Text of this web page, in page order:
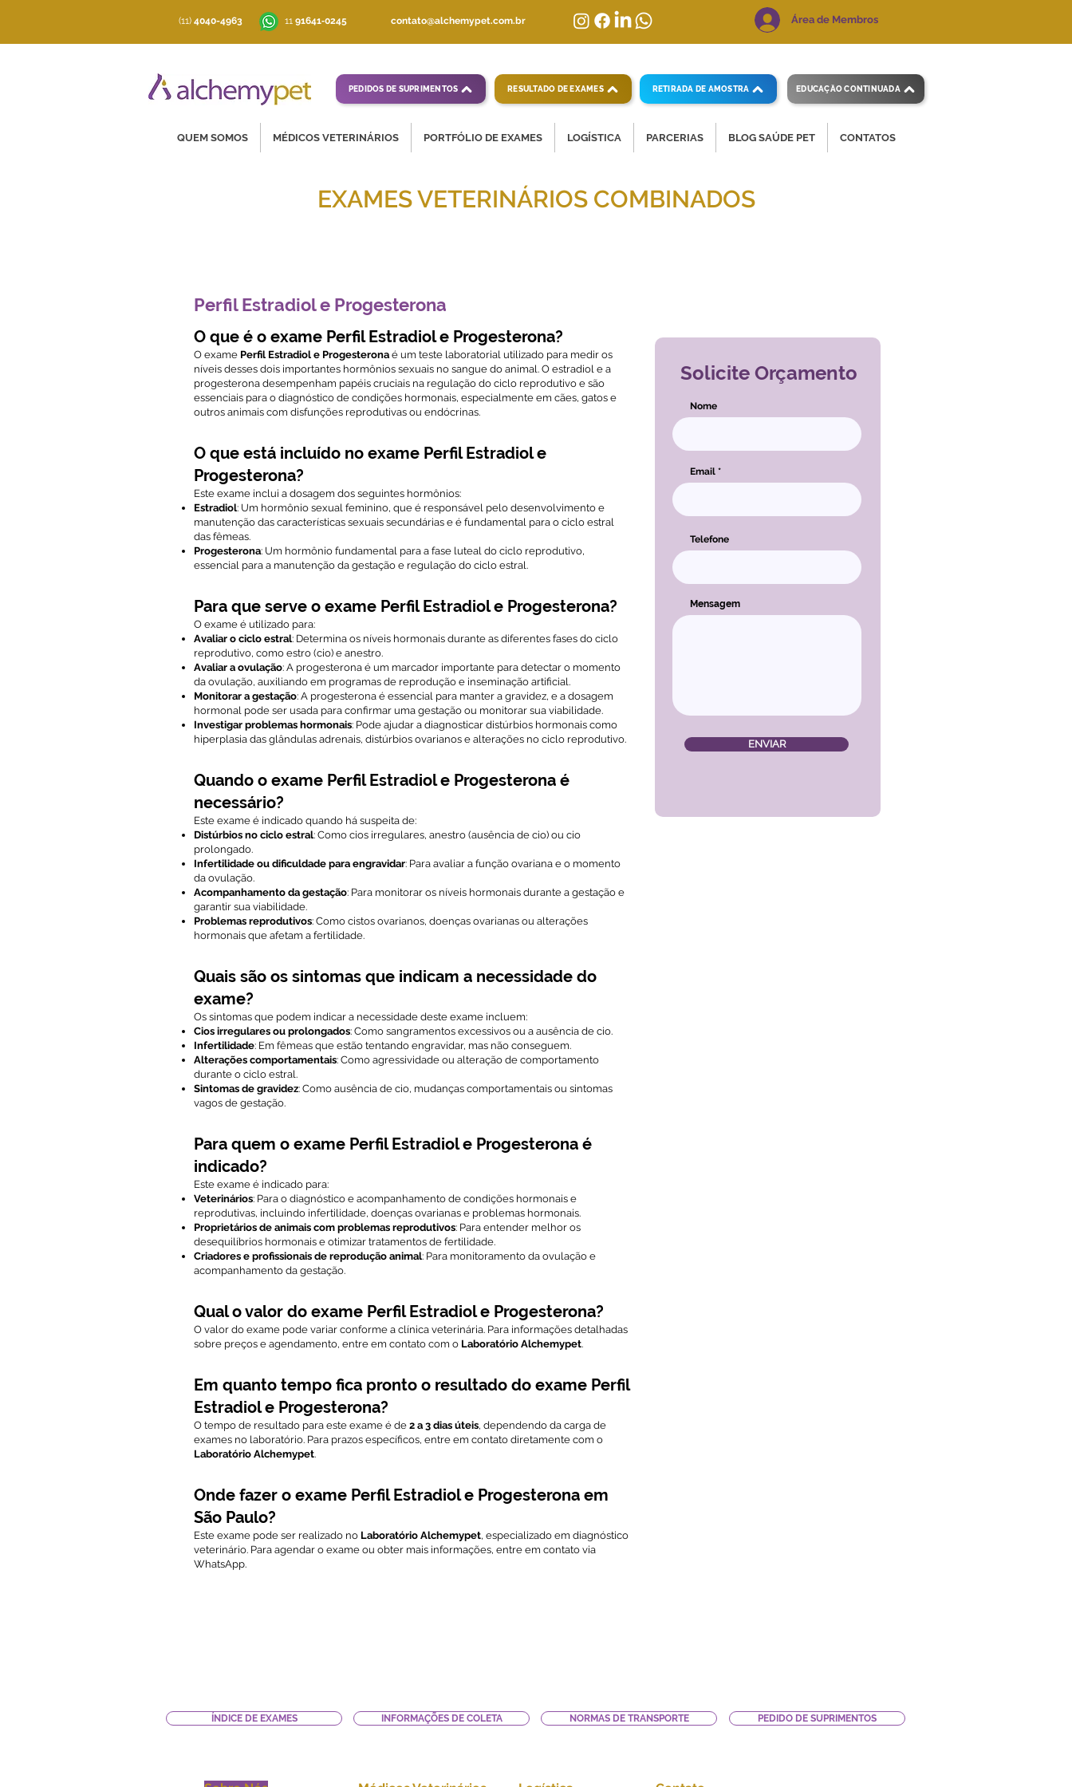
(11) 4040-4963 ‪11 91641‑0245 contato@alchemypet.com.br Área de Membros
PEDIDOS DE SUPRIMENTOS RESULTADO DE EXAMES RETIRADA DE AMOSTRA EDUCAÇÃO CONTINUADA
QUEM SOMOS MÉDICOS VETERINÁRIOS PORTFÓLIO DE EXAMES LOGÍSTICA PARCERIAS BLOG SAÚDE PET CONTATOS
EXAMES VETERINÁRIOS COMBINADOS
Perfil Estradiol e Progesterona
O que é o exame Perfil Estradiol e Progesterona?
O exame Perfil Estradiol e Progesterona é um teste laboratorial utilizado para medir os
níveis desses dois importantes hormônios sexuais no sangue do animal. O estradiol e a
progesterona desempenham papéis cruciais na regulação do ciclo reprodutivo e são
essenciais para o diagnóstico de condições hormonais, especialmente em cães, gatos e
outros animais com disfunções reprodutivas ou endócrinas.
O que está incluído no exame Perfil Estradiol e
Progesterona?
Este exame inclui a dosagem dos seguintes hormônios:
Estradiol: Um hormônio sexual feminino, que é responsável pelo desenvolvimento e
manutenção das características sexuais secundárias e é fundamental para o ciclo estral
das fêmeas.
Progesterona: Um hormônio fundamental para a fase luteal do ciclo reprodutivo,
essencial para a manutenção da gestação e regulação do ciclo estral.
Para que serve o exame Perfil Estradiol e Progesterona?
O exame é utilizado para:
Avaliar o ciclo estral: Determina os níveis hormonais durante as diferentes fases do ciclo
reprodutivo, como estro (cio) e anestro.
Avaliar a ovulação: A progesterona é um marcador importante para detectar o momento
da ovulação, auxiliando em programas de reprodução e inseminação artificial.
Monitorar a gestação: A progesterona é essencial para manter a gravidez, e a dosagem
hormonal pode ser usada para confirmar uma gestação ou monitorar sua viabilidade.
Investigar problemas hormonais: Pode ajudar a diagnosticar distúrbios hormonais como
hiperplasia das glândulas adrenais, distúrbios ovarianos e alterações no ciclo reprodutivo.
Quando o exame Perfil Estradiol e Progesterona é
necessário?
Este exame é indicado quando há suspeita de:
Distúrbios no ciclo estral: Como cios irregulares, anestro (ausência de cio) ou cio
prolongado.
Infertilidade ou dificuldade para engravidar: Para avaliar a função ovariana e o momento
da ovulação.
Acompanhamento da gestação: Para monitorar os níveis hormonais durante a gestação e
garantir sua viabilidade.
Problemas reprodutivos: Como cistos ovarianos, doenças ovarianas ou alterações
hormonais que afetam a fertilidade.
Quais são os sintomas que indicam a necessidade do
exame?
Os sintomas que podem indicar a necessidade deste exame incluem:
Cios irregulares ou prolongados: Como sangramentos excessivos ou a ausência de cio.
Infertilidade: Em fêmeas que estão tentando engravidar, mas não conseguem.
Alterações comportamentais: Como agressividade ou alteração de comportamento
durante o ciclo estral.
Sintomas de gravidez: Como ausência de cio, mudanças comportamentais ou sintomas
vagos de gestação.
Para quem o exame Perfil Estradiol e Progesterona é
indicado?
Este exame é indicado para:
Veterinários: Para o diagnóstico e acompanhamento de condições hormonais e
reprodutivas, incluindo infertilidade, doenças ovarianas e problemas hormonais.
Proprietários de animais com problemas reprodutivos: Para entender melhor os
desequilíbrios hormonais e otimizar tratamentos de fertilidade.
Criadores e profissionais de reprodução animal: Para monitoramento da ovulação e
acompanhamento da gestação.
Qual o valor do exame Perfil Estradiol e Progesterona?
O valor do exame pode variar conforme a clínica veterinária. Para informações detalhadas
sobre preços e agendamento, entre em contato com o Laboratório Alchemypet.
Em quanto tempo fica pronto o resultado do exame Perfil
Estradiol e Progesterona?
O tempo de resultado para este exame é de 2 a 3 dias úteis, dependendo da carga de
exames no laboratório. Para prazos específicos, entre em contato diretamente com o
Laboratório Alchemypet.
Onde fazer o exame Perfil Estradiol e Progesterona em
São Paulo?
Este exame pode ser realizado no Laboratório Alchemypet, especializado em diagnóstico
veterinário. Para agendar o exame ou obter mais informações, entre em contato via
WhatsApp.
Solicite Orçamento
Nome
Email
Telefone
Mensagem
ENVIAR
ÍNDICE DE EXAMES INFORMAÇÕES DE COLETA NORMAS DE TRANSPORTE PEDIDO DE SUPRIMENTOS